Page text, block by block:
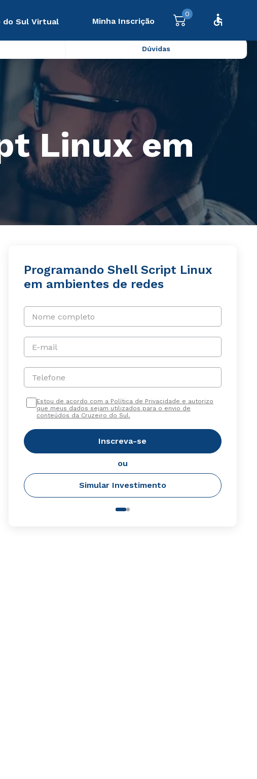
do Sul Virtual Minha Inscrição
0
Dúvidas
Linux em
Programando Shell Script Linux
em ambientes de redes
Nome completo
E-mail
Telefone
Estou de acordo com a Política de Privacidade e autorizo
que meus dados sejam utilizados para o envio de
conteúdos da Cruzeiro do Sul.
Inscreva-se
ou
Simular Investimento